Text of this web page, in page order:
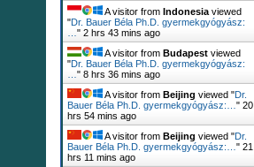
A visitor from Indonesia viewed
"Dr. Bauer Béla Ph.D. gyermekgyógyász:
" 2 hrs 43 mins ago
A visitor from Budapest viewed
"Dr. Bauer Béla Ph.D. gyermekgyógyász:
" 8 hrs 36 mins ago
A visitor from Beijing viewed "Dr.
Bauer Béla Ph.D. gyermekgyógyász:… " 20
hrs 54 mins ago
A visitor from Beijing viewed "Dr.
Bauer Béla Ph.D. gyermekgyógyász:… " 21
hrs 11 mins ago